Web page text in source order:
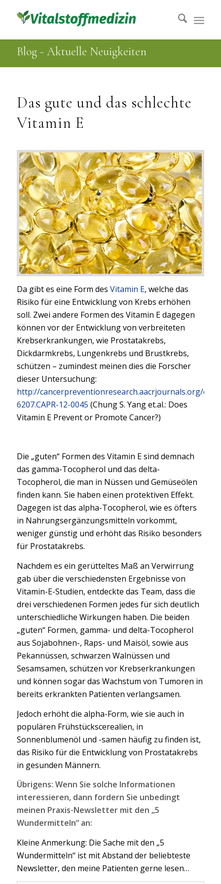
Blog - Aktuelle Neuigkeiten
Das gute und das schlechte
Vitamin E
Da gibt es eine Form des Vitamin E, welche das
Risiko für eine Entwicklung von Krebs erhöhen
soll. Zwei andere Formen des Vitamin E dagegen
können vor der Entwicklung von verbreiteten
Krebserkrankungen, wie Prostatakrebs,
Dickdarmkrebs, Lungenkrebs und Brustkrebs,
schützen – zumindest meinen dies die Forscher
dieser Untersuchung:
http://cancerpreventionresearch.aacrjournals.org/
6207.CAPR-12-0045 (Chung S. Yang et.al.: Does
Vitamin E Prevent or Promote Cancer?)
Die „guten“ Formen des Vitamin E sind demnach
das gamma-Tocopherol und das delta-
Tocopherol, die man in Nüssen und Gemüseölen
finden kann. Sie haben einen protektiven Effekt.
Dagegen ist das alpha-Tocopherol, wie es öfters
in Nahrungsergänzungsmitteln vorkommt,
weniger günstig und erhöht das Risiko besonders
für Prostatakrebs.
Nachdem es ein gerütteltes Maß an Verwirrung
gab über die verschiedensten Ergebnisse von
Vitamin-E-Studien, entdeckte das Team, dass die
drei verschiedenen Formen jedes für sich deutlich
unterschiedliche Wirkungen haben. Die beiden
„guten“ Formen, gamma- und delta-Tocopherol
aus Sojabohnen-, Raps- und Maisöl, sowie aus
Pekannüssen, schwarzen Walnüssen und
Sesamsamen, schützen vor Krebserkrankungen
und können sogar das Wachstum von Tumoren in
bereits erkrankten Patienten verlangsamen.
Jedoch erhöht die alpha-Form, wie sie auch in
populären Frühstückscerealien, in
Sonnenblumenöl und -samen häufig zu finden ist,
das Risiko für die Entwicklung von Prostatakrebs
in gesunden Männern.
Übrigens: Wenn Sie solche Informationen
interessieren, dann fordern Sie unbedingt
meinen Praxis-Newsletter mit den „5
Wundermitteln“ an:
Kleine Anmerkung: Die Sache mit den „5
Wundermitteln“ ist mit Abstand der beliebteste
Newsletter, den meine Patienten gerne lesen…